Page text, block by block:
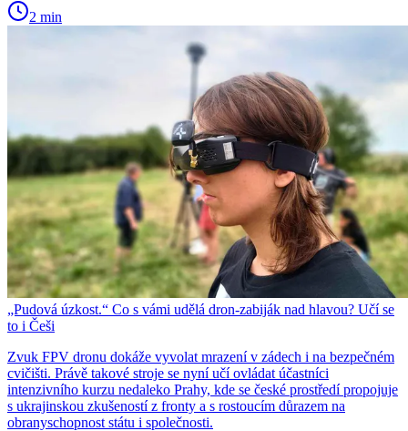
2 min
„Pudová úzkost.“ Co s vámi udělá dron-zabiják nad hlavou? Učí se
to i Češi
Zvuk FPV dronu dokáže vyvolat mrazení v zádech i na bezpečném
cvičišti. Právě takové stroje se nyní učí ovládat účastníci
intenzivního kurzu nedaleko Prahy, kde se české prostředí propojuje
s ukrajinskou zkušeností z fronty a s rostoucím důrazem na
obranyschopnost státu i společnosti.